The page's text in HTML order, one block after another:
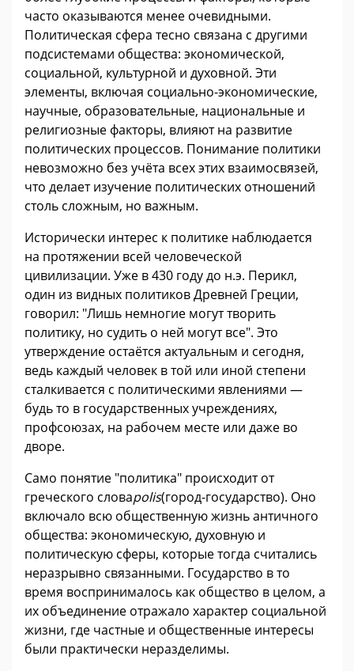
часто оказываются менее очевидными.
Политическая сфера тесно связана с другими
подсистемами общества: экономической,
социальной, культурной и духовной. Эти
элементы, включая социально-экономические,
научные, образовательные, национальные и
религиозные факторы, влияют на развитие
политических процессов. Понимание политики
невозможно без учёта всех этих взаимосвязей,
что делает изучение политических отношений
столь сложным, но важным.
Исторически интерес к политике наблюдается
на протяжении всей человеческой
цивилизации. Уже в 430 году до н.э. Перикл,
один из видных политиков Древней Греции,
говорил: "Лишь немногие могут творить
политику, но судить о ней могут все". Это
утверждение остаётся актуальным и сегодня,
ведь каждый человек в той или иной степени
сталкивается с политическими явлениями —
будь то в государственных учреждениях,
профсоюзах, на рабочем месте или даже во
дворе.
Само понятие "политика" происходит от
греческого словаpolis(город-государство). Оно
включало всю общественную жизнь античного
общества: экономическую, духовную и
политическую сферы, которые тогда считались
неразрывно связанными. Государство в то
время воспринималось как общество в целом, а
их объединение отражало характер социальной
жизни, где частные и общественные интересы
были практически неразделимы.